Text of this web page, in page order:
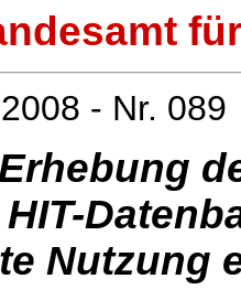
- Nr. 089
Nutzung